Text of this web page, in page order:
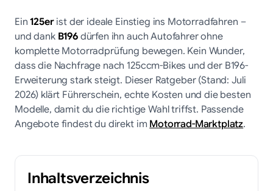
Ein125erist der ideale Einstieg ins Motorradfahren –
und dankB196dürfen ihn auch Autofahrer ohne
komplette Motorradprüfung bewegen. Kein Wunder,
dass die Nachfrage nach 125ccm-Bikes und der B196-
Erweiterung stark steigt. Dieser Ratgeber (Stand: Juli
2026) klärt Führerschein, echte Kosten und die besten
Modelle, damit du die richtige Wahl triffst. Passende
Angebote findest du direkt imMotorrad-Marktplatz.
Inhaltsverzeichnis